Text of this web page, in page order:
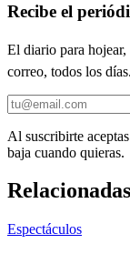
Recibe el
El diario para
correo, todos los
Al suscribirte
baja cuando quieras.
Relacionadas
Espectáculos